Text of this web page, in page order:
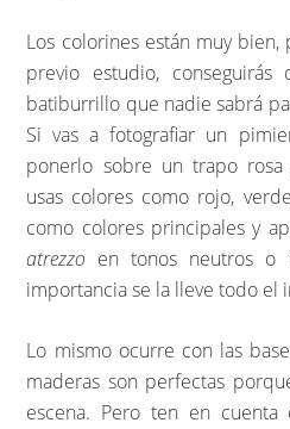
Los colorines están muy
previo estudio,
batiburrillo que nadie sabrá
Si vas a fotografiar un
ponerlo sobre un trapo rosa
usas colores como rojo,
como colores principales y
atrezzo en tonos neutros o
importancia se la lleve todo el
Lo mismo ocurre con las
maderas son perfectas
escena. Pero ten en